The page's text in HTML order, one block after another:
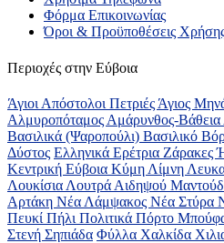
Φόρμα Επικοινωνίας
Όροι & Προϋποθέσεις
Περιοχές στην Εύβοια
Άγιοι Απόστολοι Πετριές Άγιος
Αλμυροπόταμος Αμάρυνθος-Βάθεια
Βασιλικά (Ψαροπούλι) Βασιλικό
Δύστος Ελληνικά Ερέτρια Ζάρακες
Κεντρική Εύβοια Κύμη Λίμνη
Λουκίσια Λουτρά Αιδηψού
Αρτάκη Νέα Λάμψακος Νέα Στύρα
Πευκί Πήλι Πολιτικά Πόρτο
Στενή Σηπιάδα Φύλλα Χαλκίδα